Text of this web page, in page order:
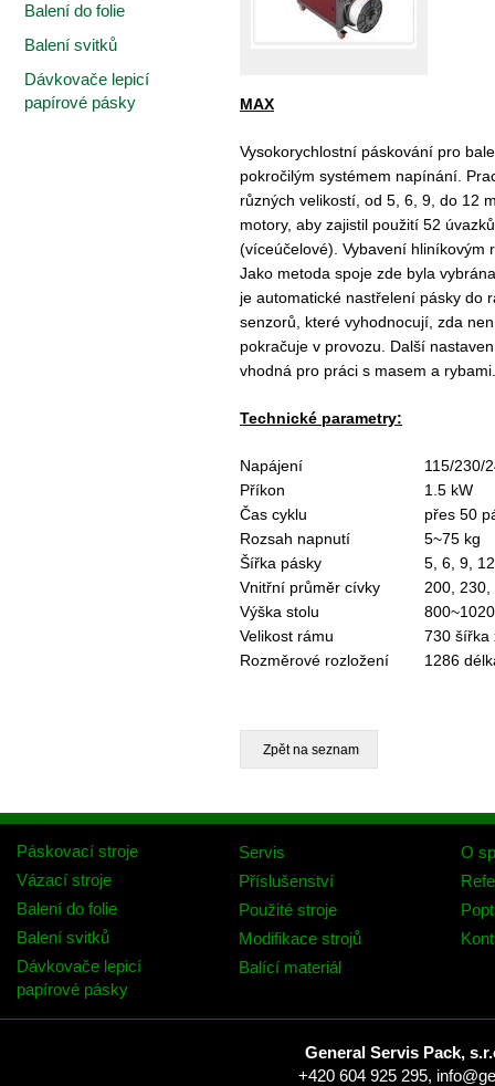
Balení do folie
Balení svitků
Dávkovače lepicí
papírové pásky
MAX
Vysokorychlostní páskování pro
pokročilým systémem napínání.
různých velikostí, od 5, 6, 9, do 12
motory, aby zajistil použití 52
(víceúčelové). Vybavení hliníkovým
Jako metoda spoje zde byla
je automatické nastřelení pásky do
senzorů, které vyhodnocují, zda
pokračuje v provozu. Další
vhodná pro práci s masem a rybami.
Technické parametry:
Napájení
115/230/
Příkon
1.5 kW
Čas cyklu
přes 50
Rozsah napnutí
5~75 kg
Šířka pásky
5, 6, 9,
Vnitřní průměr cívky
200,
Výška stolu
Velikost rámu
730 šířka
Rozměrové rozložení
1286
Páskovací stroje
Vázací stroje
Balení do folie
Balení svitků
Dávkovače lepicí
papírové pásky
Servis
Příslušenství
Použité stroje
Modifikace strojů
Balící materiál
O
General Servis Pack,
+420 604 925 295,